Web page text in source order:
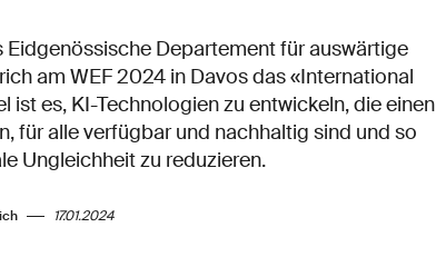
Departement für auswärtige
am WEF 2024 in Davos das «International
ist es, KI-Technologien zu entwickeln, die einen
für alle verfügbar und nachhaltig sind und so
Ungleichheit zu reduzieren.
17.01.2024